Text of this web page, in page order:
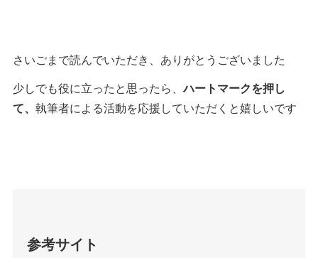
さいごまで読んでいただき、ありがとうございました
少しでも役に立ったと思ったら、ハートマークを押し
て、 執筆者による活動を応援していただくと嬉しいです
参考サイト